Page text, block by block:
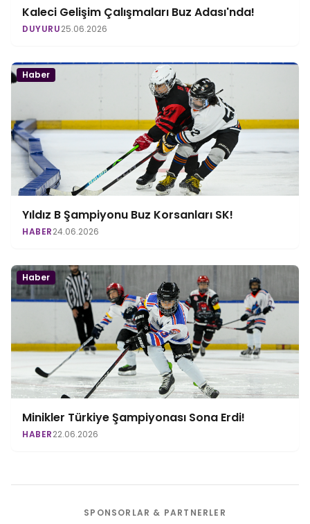
Kaleci Gelişim Çalışmaları Buz Adası'nda!
DUYURU25.06.2026
Haber
Yıldız B Şampiyonu Buz Korsanları SK!
HABER24.06.2026
Haber
Minikler Türkiye Şampiyonası Sona Erdi!
HABER22.06.2026
SPONSORLAR & PARTNERLER